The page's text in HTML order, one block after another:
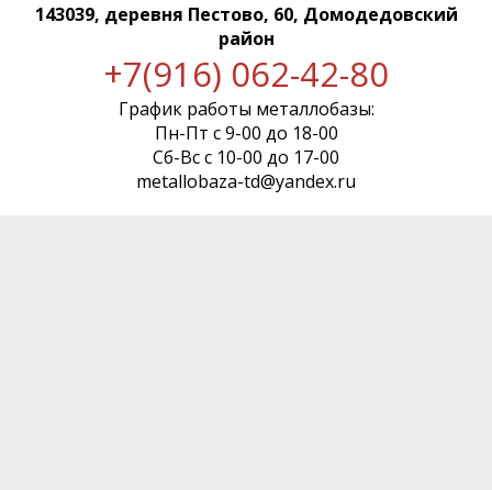
143039, деревня Пестово, 60, Домодедовский
район
+7(916) 062-42-80
График работы металлобазы:
Пн-Пт с 9-00 до 18-00
Сб-Вс с 10-00 до 17-00
metallobaza-td@yandex.ru